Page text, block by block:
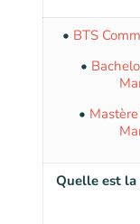
• BTS
•
•
Quelle est